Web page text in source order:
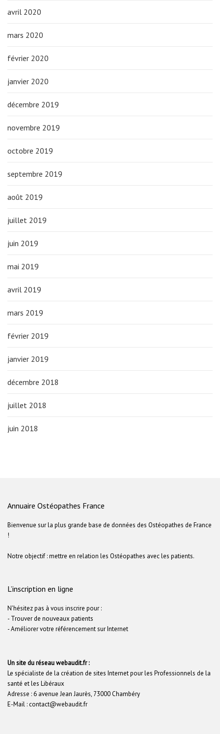
avril 2020
mars 2020
février 2020
janvier 2020
décembre 2019
novembre 2019
octobre 2019
septembre 2019
août 2019
juillet 2019
juin 2019
mai 2019
avril 2019
mars 2019
février 2019
janvier 2019
décembre 2018
juillet 2018
juin 2018
Annuaire Ostéopathes France
Bienvenue sur la plus grande base de données des Ostéopathes de France
!
Notre objectif : mettre en relation les Ostéopathes avec les patients.
L’inscription en ligne
N'hésitez pas à vous inscrire pour :
- Trouver de nouveaux patients
- Améliorer votre référencement sur Internet
Un site du réseau webaudit.fr :
Le spécialiste de la création de sites Internet pour les Professionnels de la
santé et les Libéraux
Adresse : 6 avenue Jean Jaurès, 73000 Chambéry
E-Mail : contact@webaudit.fr